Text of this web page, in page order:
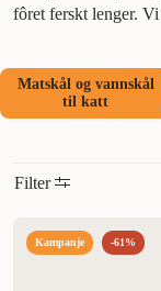
fôret ferskt lenger.
Matskål og vannskål
til katt
Filter
Kampanje -61%